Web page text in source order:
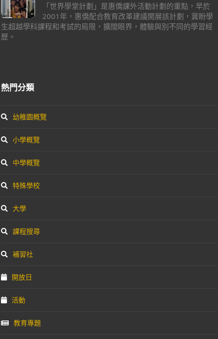
「世界學堂計劃」是惠僑課外活動計劃的重點，早於
2001年，惠僑配合教育改革建議開展該計劃，冀盼學
生超越學科課程和考試的局限，擴闊眼界，體驗與別不同的學習經
歷。
熱門分類
幼稚園概覽
小學概覽
中學概覽
特殊學校
大學
課程搜尋
補習社
開放日
活動
教育專題